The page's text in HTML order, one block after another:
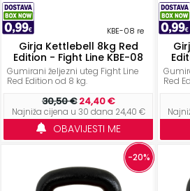
KBE-08 re
Girja Kettlebell 8kg Red
Edition - Fight Line KBE-08
Gumirani željezni uteg Fight Line
Red Edition od 8 kg.
30,50 €24,40 €
Najniža cijena u 30 dana 24,40 €
OBAVIJESTI ME
Red
-20%